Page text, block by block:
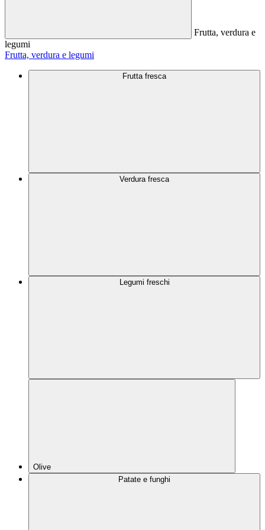
Frutta, verdura e
legumi
Frutta, verdura e legumi
Frutta fresca
Verdura fresca
Legumi freschi
Olive
Patate e funghi